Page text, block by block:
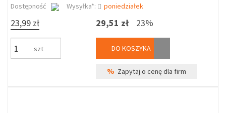
Dostępność
Wysyłka*: poniedziałek
23,99 zł
szt
29,51 zł 23%
DO KOSZYKA
% Zapytaj o cenę dla firm